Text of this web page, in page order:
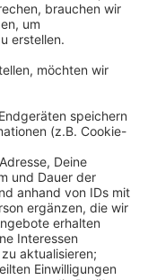
dass
und
müssen,